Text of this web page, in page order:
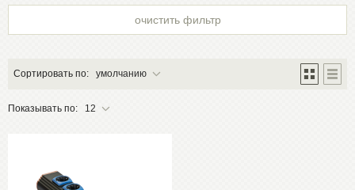
очистить фильтр
Сортировать по: умолчанию
Показывать по: 12